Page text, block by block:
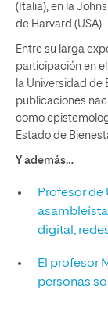
(Italia), en la
de Harvard (USA).
Entre su larga
participación en
la Universidad de
publicaciones
como
Estado de
Y además…
Profesor de
digital,
El profesor
personas